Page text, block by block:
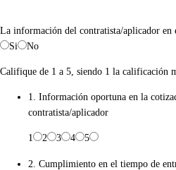
La información del contratista/aplicador
Si
No
Califique de 1 a 5, siendo 1 la calificación
1. Información oportuna en la
contratista/aplicador
1 2 3 4 5
2. Cumplimiento en el tiempo de